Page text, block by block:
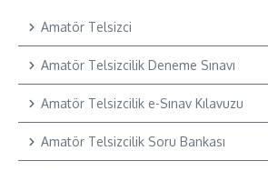
Amatör Telsizci
Amatör Telsizcilik Deneme Sınavı
Amatör Telsizcilik e-Sınav Kılavuzu
Amatör Telsizcilik Soru Bankası